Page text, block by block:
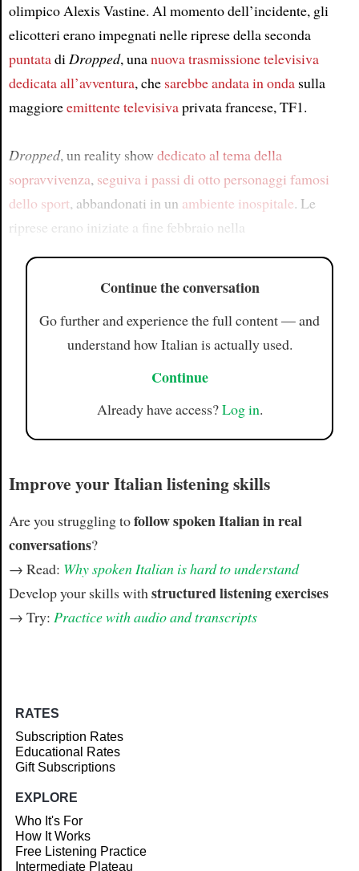
Article
olimpico Alexis Vastine. Al momento dell’incidente, gli
elicotteri erano impegnati nelle riprese della seconda
puntatadiDropped, unanuova trasmissione televisiva
dedicata all’avventura, che sarebbe andata in ondasulla
maggioreemittente televisivaprivata francese, TF1.
Dropped, un reality showdedicato al tema della
sopravvivenza, seguiva i passi di otto personaggi famosi
dello sport, abbandonati in un ambiente inospitale. Le
riprese erano iniziate a fine febbraio nella
Continue the conversation
Go further and experience the full content — and
understand how Italian is actually used.
Continue
Already have access?Log in.
Improve your Italian listening skills
Are you struggling tofollow spoken Italian in real
conversations?
→ Read: Why spoken Italian is hard to understand
Develop your skills with structured listening exercises
→ Try: Practice with audio and transcripts
RATES
Subscription Rates
Educational Rates
Gift Subscriptions
EXPLORE
Who It's For
How It Works
Free Listening Practice
Intermediate Plateau